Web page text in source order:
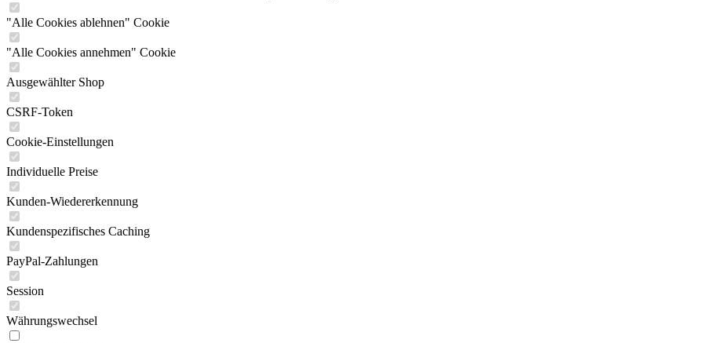
"Alle Cookies ablehnen" Cookie
"Alle Cookies annehmen" Cookie
Ausgewählter Shop
CSRF-Token
Cookie-Einstellungen
Individuelle Preise
Kunden-Wiedererkennung
Kundenspezifisches Caching
PayPal-Zahlungen
Session
Währungswechsel